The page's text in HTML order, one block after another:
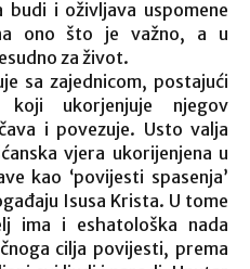
budi i oživljava uspomene
ono što je važno, a u
za život.
sa zajednicom, postajući
koji ukorjenjuje njegov
i povezuje. Usto valja
vjera ukorijenjena u
kao ‘povijesti spasenja’
Isusa Krista. U tome
ima i eshatološka nada
cilja povijesti, prema